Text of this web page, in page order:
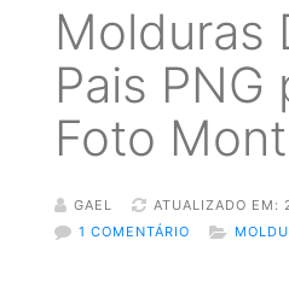
Molduras
Pais PNG
Foto
GAEL
ATUALIZADO EM:
1 COMENTÁRIO